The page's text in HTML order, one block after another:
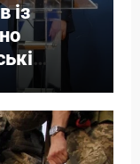
із